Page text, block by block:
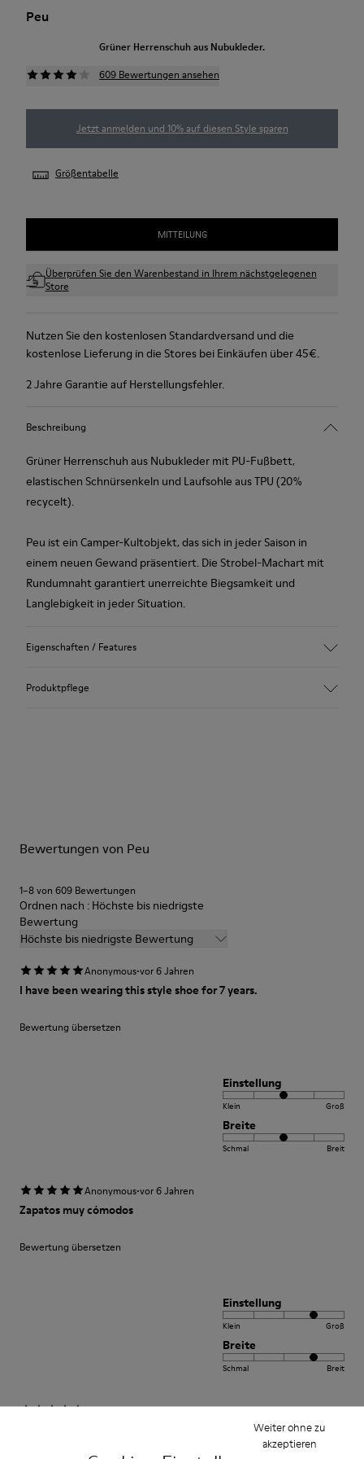
Weiter ohne zu
akzeptieren
Peu
Grüner Herrenschuh aus Nubukleder.
609 Bewertungen ansehen
Jetzt anmelden und 10% auf diesen Style sparen
Größentabelle
MITTEILUNG
Überprüfen Sie den Warenbestand in Ihrem nächstgelegenen
Store
Nutzen Sie den kostenlosen Standardversand und die
kostenlose Lieferung in die Stores bei Einkäufen über 45€.
2 Jahre Garantie auf Herstellungsfehler.
Beschreibung
Grüner Herrenschuh aus Nubukleder mit PU-Fußbett,
elastischen Schnürsenkeln und Laufsohle aus TPU (20%
recycelt).
Peu ist ein Camper-Kultobjekt, das sich in jeder Saison in
einem neuen Gewand präsentiert. Die Strobel-Machart mit
Rundumnaht garantiert unerreichte Biegsamkeit und
Langlebigkeit in jeder Situation.
Eigenschaften / Features
Nubukleder
45% recycelter Polyester 34% Leder 21% Leder
Produktpflege
Schuhpflegeanleitung.
Bewertungen von Peu
1–8 von 609 Bewertungen
Ordnen nach : Höchste bis niedrigste
Bewertung
Höchste bis niedrigste Bewertung
Anonymous·vor 6 Jahren
I have been wearing this style shoe for 7 years.
Bewertung übersetzen
Einstellung
Klein Groß
Breite
Schmal Breit
Anonymous·vor 6 Jahren
Zapatos muy cómodos
Bewertung übersetzen
Einstellung
Klein Groß
Breite
Schmal Breit
Anonymous·vor 2 Jahren